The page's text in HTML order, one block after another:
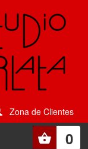
Zona de Clientes
0